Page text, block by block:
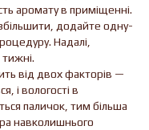
аромату в приміщенні.
додайте одну-
Надалі,
від двох факторів —
і вологості в
паличок, тим більша
навколишнього